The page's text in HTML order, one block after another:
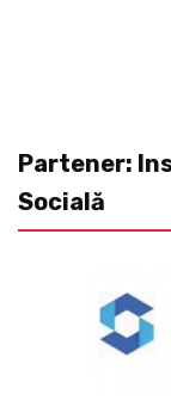
Partener:
Socială